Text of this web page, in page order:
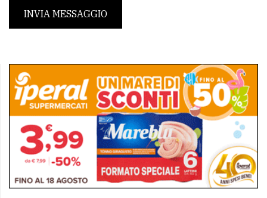
INVIA MESSAGGIO